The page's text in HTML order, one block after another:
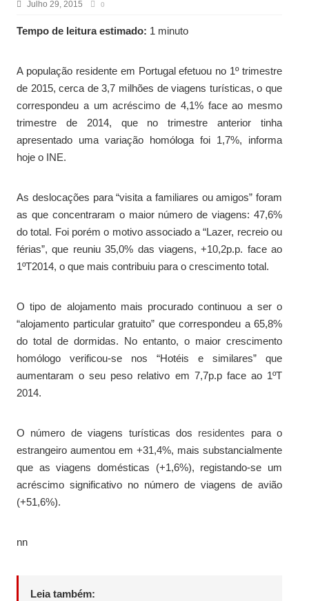
Julho 29, 2015 0
Tempo de leitura estimado: 1 minuto
A população residente em Portugal efetuou no 1º trimestre
de 2015, cerca de 3,7 milhões de viagens turísticas, o que
correspondeu a um acréscimo de 4,1% face ao mesmo
trimestre de 2014, que no trimestre anterior tinha
apresentado uma variação homóloga foi 1,7%, informa
hoje o INE.
As deslocações para “visita a familiares ou amigos” foram
as que concentraram o maior número de viagens: 47,6%
do total. Foi porém o motivo associado a “Lazer, recreio ou
férias”, que reuniu 35,0% das viagens, +10,2p.p. face ao
1ºT2014, o que mais contribuiu para o crescimento total.
O tipo de alojamento mais procurado continuou a ser o
“alojamento particular gratuito” que correspondeu a 65,8%
do total de dormidas. No entanto, o maior crescimento
homólogo verificou-se nos “Hotéis e similares” que
aumentaram o seu peso relativo em 7,7p.p face ao 1ºT
2014.
O número de viagens turísticas dos residentes para o
estrangeiro aumentou em +31,4%, mais substancialmente
que as viagens domésticas (+1,6%), registando-se um
acréscimo significativo no número de viagens de avião
(+51,6%).
nn
Leia também: